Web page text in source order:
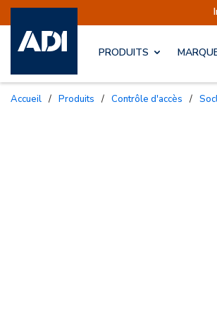
PRODUITS
Accueil / Produits / Contrôle d'accès /